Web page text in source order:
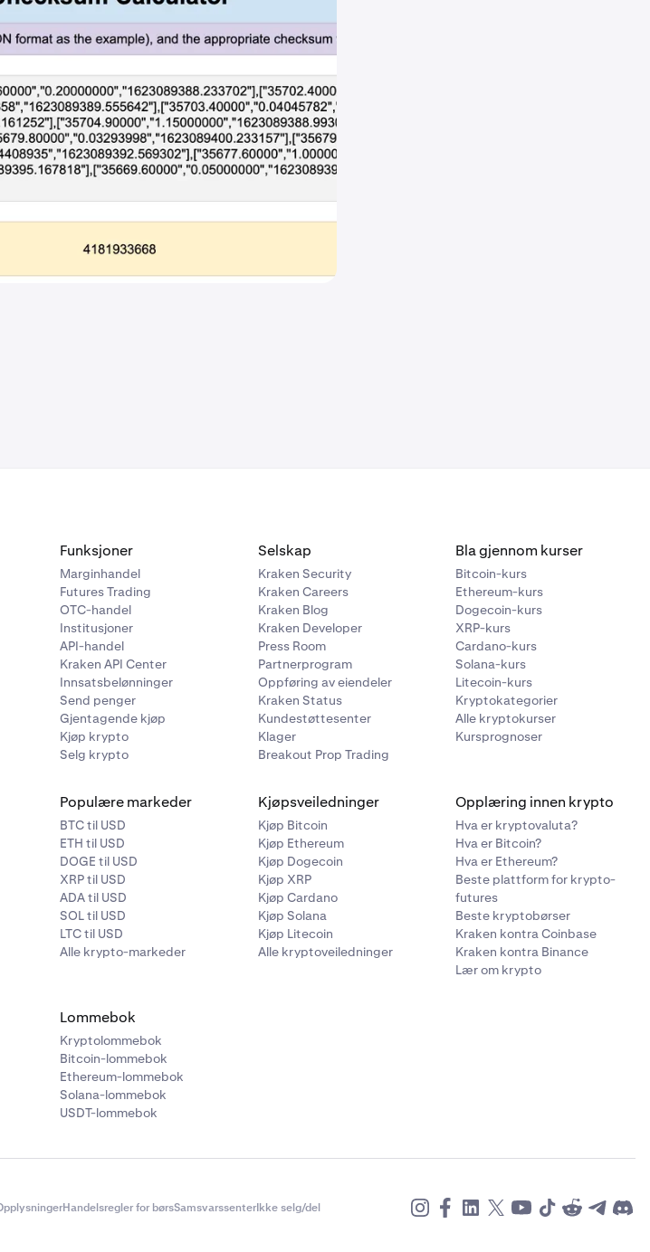
Funksjoner
Marginhandel
Futures Trading
OTC-handel
Institusjoner
API-handel
Kraken API Center
Innsatsbelønninger
Send penger
Gjentagende kjøp
Kjøp krypto
Selg krypto
Selskap
Kraken Security
Kraken Careers
Kraken Blog
Kraken Developer
Press Room
Partnerprogram
Oppføring av eiendeler
Kraken Status
Kundestøttesenter
Klager
Breakout Prop Trading
Bla gjennom kurser
Bitcoin-kurs
Ethereum-kurs
Dogecoin-kurs
XRP-kurs
Cardano-kurs
Solana-kurs
Litecoin-kurs
Kryptokategorier
Alle kryptokurser
Kursprognoser
Populære markeder
BTC til USD
ETH til USD
DOGE til USD
XRP til USD
ADA til USD
SOL til USD
LTC til USD
Alle krypto-markeder
Kjøpsveiledninger
Kjøp Bitcoin
Kjøp Ethereum
Kjøp Dogecoin
Kjøp XRP
Kjøp Cardano
Kjøp Solana
Kjøp Litecoin
Alle kryptoveiledninger
Opplæring innen krypto
Hva er kryptovaluta?
Hva er Bitcoin?
Hva er Ethereum?
Beste plattform for krypto-
futures
Beste kryptobørser
Kraken kontra Coinbase
Kraken kontra Binance
Lær om krypto
Lommebok
Kryptolommebok
Bitcoin-lommebok
Ethereum-lommebok
Solana-lommebok
USDT-lommebok
Handelsregler for børsSamsvarssenterIkke selg/del